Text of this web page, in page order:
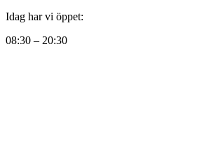
Idag har vi öppet:
08:30 – 20:30